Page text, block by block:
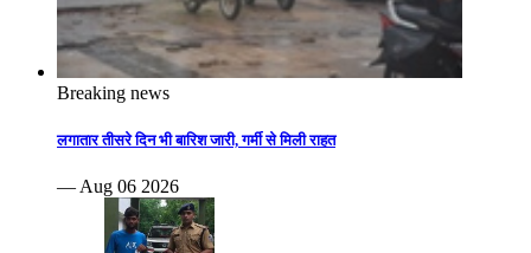
Breaking news
लगातार तीसरे दिन भी बारिश जारी, गर्मी से मिली राहत
— Aug 06 2026